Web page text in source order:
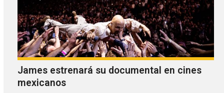
James estrenará su documental en cines
mexicanos